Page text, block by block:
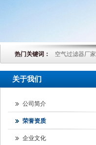
热门关键词： 空气过滤器厂家
关于我们
公司简介
荣誉资质
企业文化